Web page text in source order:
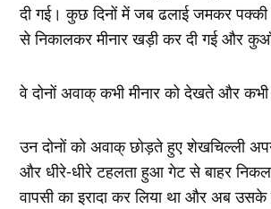
दी गई। कुछ दिनों में जब ढलाई जमकर
से निकालकर मीनार खड़ी कर दी गई और कुआँ
वे दोनों अवाक् कभी मीनार को देखते और
उन दोनों को अवाक् छोड़ते हुए शेखचिल्ली
और धीरे-धीरे टहलता हुआ गेट से बाहर
वापसी का इरादा कर लिया था और अब